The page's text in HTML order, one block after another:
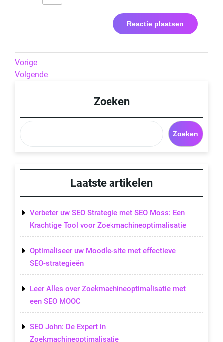
Berichtnavigatie
Previous
Post
Vorige
Next
Post
Volgende
Zoeken
Zoeken
Laatste artikelen
Verbeter uw SEO Strategie met SEO Moss: Een
Krachtige Tool voor Zoekmachineoptimalisatie
Optimaliseer uw Moodle-site met effectieve
SEO-strategieën
Leer Alles over Zoekmachineoptimalisatie met
een SEO MOOC
SEO John: De Expert in
Zoekmachineoptimalisatie